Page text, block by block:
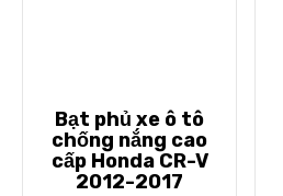
Bạt phủ xe ô tô
chống nắng cao
cấp Honda CR-V
2012-2017